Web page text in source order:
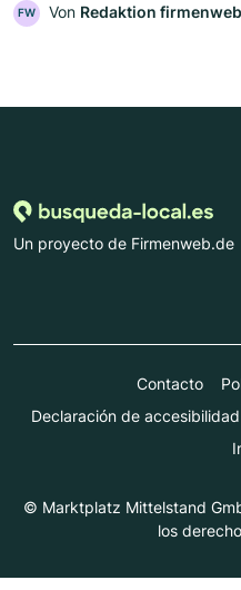
FW Von Redaktion
Un proyecto de Firmenweb.de
Contacto
Declaración de
© Marktplatz Mittelstand
los